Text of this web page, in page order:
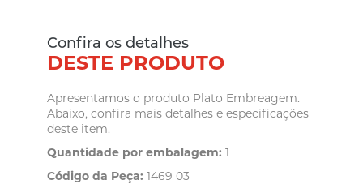
Confira os detalhes
DESTE PRODUTO
Apresentamos o produto Plato Embreagem.
Abaixo, confira mais detalhes e especificações
deste item.
Quantidade por embalagem: 1
Código da Peça: 1469 03